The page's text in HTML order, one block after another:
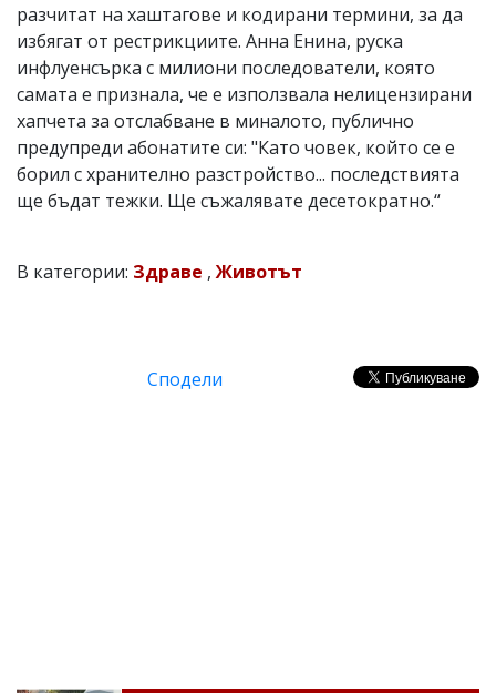
разчитат на хаштагове и кодирани термини, за да
избягат от рестрикциите. Анна Енина, руска
инфлуенсърка с милиони последователи, която
самата е признала, че е използвала нелицензирани
хапчета за отслабване в миналото, публично
предупреди абонатите си: "Като човек, който се е
борил с хранително разстройство... последствията
ще бъдат тежки. Ще съжалявате десетократно.“
В категории: Здраве ,Животът
Сподели